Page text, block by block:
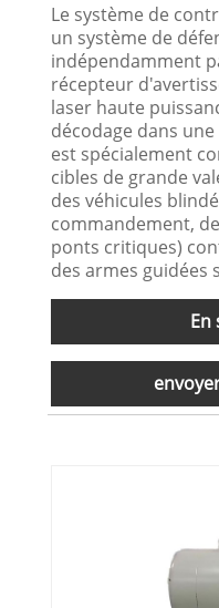
Le système de
un système de
indépendamment
récepteur
laser haute
décodage dans
est spécialement
cibles de grande
des véhicules
commandement,
ponts critiques)
des armes guidées
En